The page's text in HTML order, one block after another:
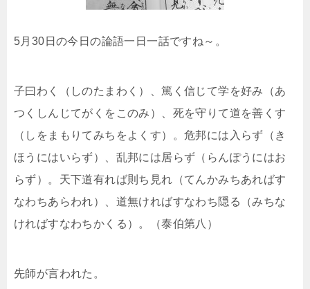
5月30日の今日の論語一日一話ですね～。
子曰わく（しのたまわく）、篤く信じて学を好み（あ
つくしんじてがくをこのみ）、死を守りて道を善くす
（しをまもりてみちをよくす）。危邦には入らず（き
ほうにはいらず）、乱邦には居らず（らんぽうにはお
らず）。天下道有れば則ち見れ（てんかみちあればす
なわちあらわれ）、道無ければすなわち隠る（みちな
ければすなわちかくる）。（泰伯第八）
先師が言われた。